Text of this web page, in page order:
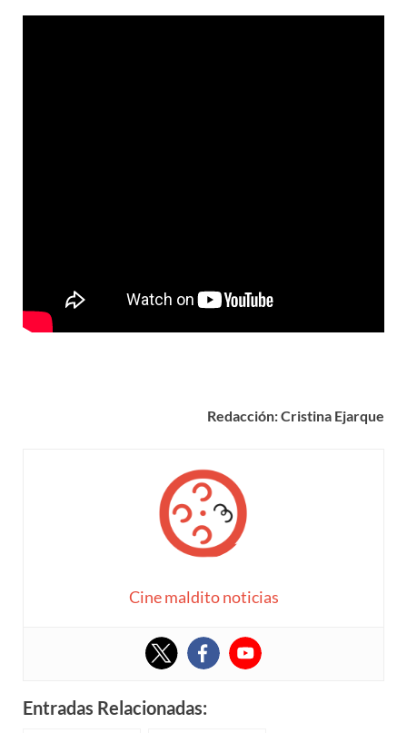
Redacción: Cristina Ejarque
Cine maldito noticias
Entradas Relacionadas: